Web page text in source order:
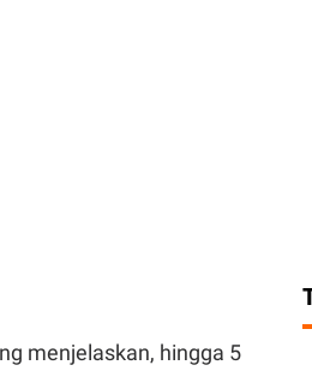
menjelaskan, hingga 5